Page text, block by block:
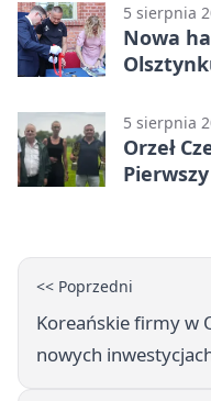
5 sierpnia
Nowa
5 sierpnia
Orzeł
<< Poprzedni
Koreańskie firmy w
nowych